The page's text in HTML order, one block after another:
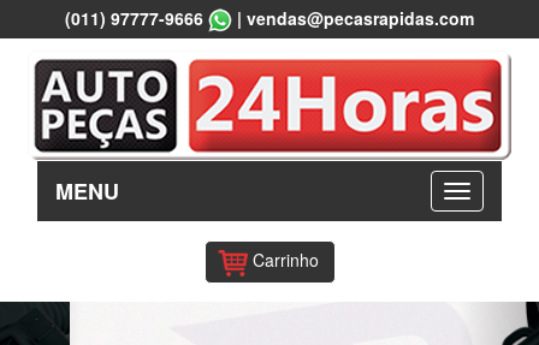
(011) 97777-9666 | vendas@pecasrapidas.com
MENU
Carrinho
Previous